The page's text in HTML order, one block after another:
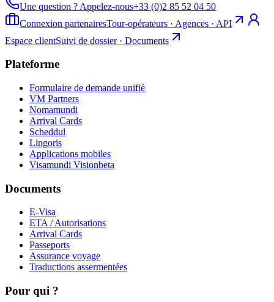
Une question ? Appelez-nous+33 (0)2 85 52 04 50
Connexion partenairesTour-opérateurs · Agences · API
Espace clientSuivi de dossier · Documents
Plateforme
Formulaire de demande unifié
VM Partners
Nomamundi
Arrival Cards
Scheddul
Lingoris
Applications mobiles
Visamundi Visionbeta
Documents
E-Visa
ETA / Autorisations
Arrival Cards
Passeports
Assurance voyage
Traductions assermentées
Pour qui ?